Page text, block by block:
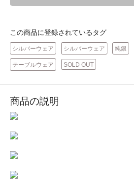
この商品に登録されているタグ
シルバーウェア シルバーウェア 純銀
テーブルウェア SOLD OUT
商品の説明